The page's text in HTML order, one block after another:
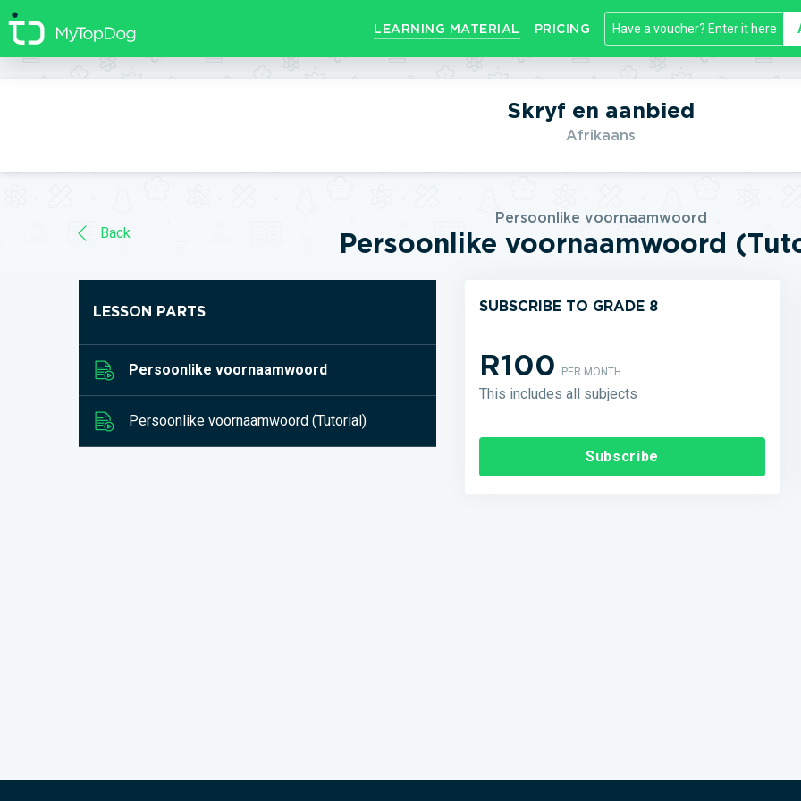
//]]>
LEARNING MATERIAL PRICING
Skryf en aanbied
Afrikaans
Back
Persoonlike voornaamwoord
Persoonlike voornaamwoord
LESSON PARTS
Persoonlike voornaamwoord
Persoonlike voornaamwoord (Tutorial)
SUBSCRIBE TO GRADE 8
R100PER MONTH
This includes all subjects
Subscribe